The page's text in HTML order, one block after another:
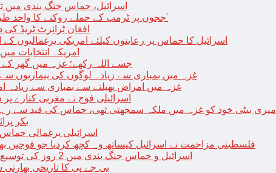
اسرائیل، حماس جنگ بندی میں
‘ججوں پر ٹرمپ کے حملے روکنے کا واحد طریقہ ہے کہ انہیں جیل میں ڈال دیا جائے’
افغان ٹرانزٹ ٹریڈ کی درآمدی
اسرائیل کا حماس پر رعایتوں کیلئے امریکی یرغمالیوں
امریکہ انتخابات
جسے اللہ رکھے؛ غزہ میں گھر کے ملبے سے37 دن بعد
غزہ میں بمباری سے زیادہ لوگوں کی
غزہ میں امراض پھیلنے سے بمباری سے
اسرائیلی فوج نے مغربی کنارے
میری بیٹی خود کو غزہ میں ملکہ سمجھتی تھی، حماس کی قید سے
بکر پرائز 2024آئرش مصنف پال لنچ نے
اسرائیلی یرغمالی
فلسطینی مزاحمت نے اسرائیل کیساتھ وہ کچھ کردیا جو فوجیں
اسرائیل و حماس جنگ بندی میں 2 روز کی توسیع، حماس نے مزید 11 یرغمالی رہا کر دیے
بی جے پی کا تاریخی بھارتی